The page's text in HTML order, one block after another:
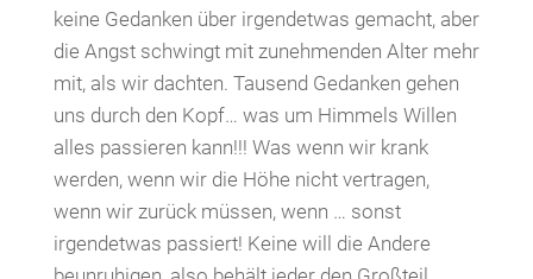
keine Gedanken über irgendetwas gemacht, aber
die Angst schwingt mit zunehmenden Alter mehr
mit, als wir dachten. Tausend Gedanken gehen
uns durch den Kopf… was um Himmels Willen
alles passieren kann!!! Was wenn wir krank
werden, wenn wir die Höhe nicht vertragen,
wenn wir zurück müssen, wenn … sonst
irgendetwas passiert! Keine will die Andere